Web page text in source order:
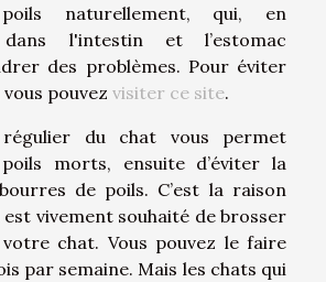
naturellement, qui, en
dans l'intestin et l’estomac
des problèmes. Pour éviter
pouvez visiter ce site.
du chat vous permet
morts, ensuite d’éviter la
de poils. C’est la raison
est vivement souhaité de brosser
chat. Vous pouvez le faire
par semaine. Mais les chats qui